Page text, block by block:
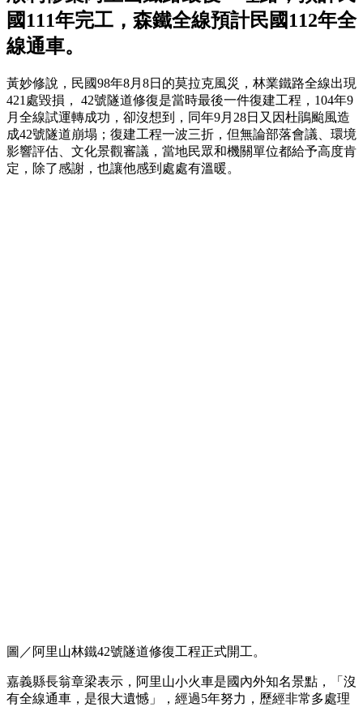
國111年完工，森鐵全線預計民國112年全
線通車。
黃妙修說，民國98年8月8日的莫拉克風災，林業鐵路全線出現
421處毀損， 42號隧道修復是當時最後一件復建工程，104年9
月全線試運轉成功，卻沒想到，同年9月28日又因杜鵑颱風造
成42號隧道崩塌；復建工程一波三折，但無論部落會議、環境
影響評估、文化景觀審議，當地民眾和機關單位都給予高度肯
定，除了感謝，也讓他感到處處有溫暖。
圖／阿里山林鐵42號隧道修復工程正式開工。
嘉義縣長翁章梁表示，阿里山小火車是國內外知名景點，「沒
有全線通車，是很大遺憾」，經過5年努力，歷經非常多處理